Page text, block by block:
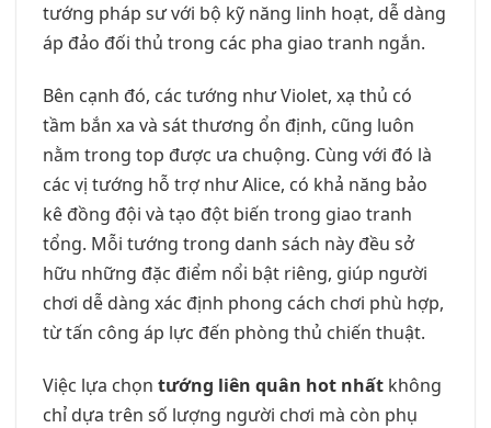
tướng pháp sư với bộ kỹ năng linh hoạt, dễ dàng
áp đảo đối thủ trong các pha giao tranh ngắn.
Bên cạnh đó, các tướng như Violet, xạ thủ có
tầm bắn xa và sát thương ổn định, cũng luôn
nằm trong top được ưa chuộng. Cùng với đó là
các vị tướng hỗ trợ như Alice, có khả năng bảo
kê đồng đội và tạo đột biến trong giao tranh
tổng. Mỗi tướng trong danh sách này đều sở
hữu những đặc điểm nổi bật riêng, giúp người
chơi dễ dàng xác định phong cách chơi phù hợp,
từ tấn công áp lực đến phòng thủ chiến thuật.
Việc lựa chọn tướng liên quân hot nhất không
chỉ dựa trên số lượng người chơi mà còn phụ